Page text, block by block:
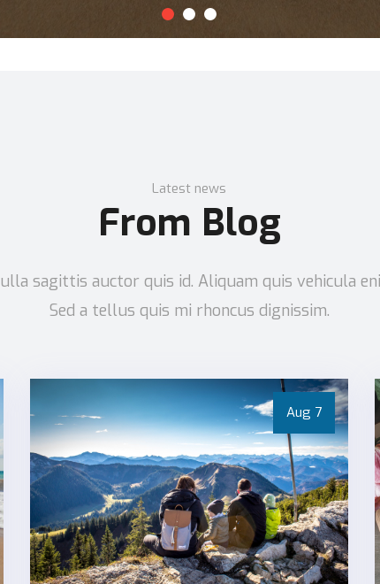
Latest news
From Blog
sagittis auctor quis id. Aliquam quis vehicula
Sed a tellus quis mi rhoncus dignissim.
Aug 7